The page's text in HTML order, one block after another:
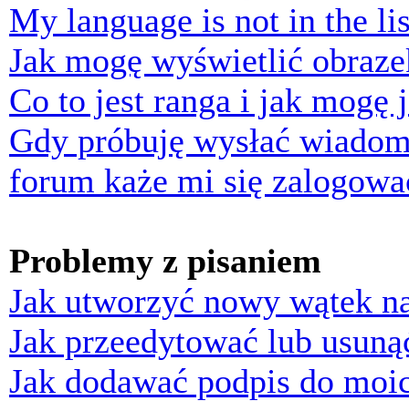
My language is not in the
Jak mogę wyświetlić
Co to jest ranga i jak mogę
Gdy próbuję wysłać
forum każe mi się
Problemy z pisaniem
Jak utworzyć nowy wątek
Jak przeedytować lub
Jak dodawać podpis do